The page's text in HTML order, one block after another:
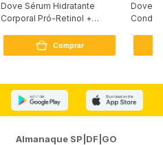
Dove Sérum Hidratante
Corporal Pró-Retinol +
Comprar
Dove
Almanaque SP|DF|GO